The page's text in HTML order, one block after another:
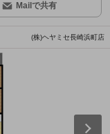
Mailで共有
(株)ヘヤミセ長崎浜町店